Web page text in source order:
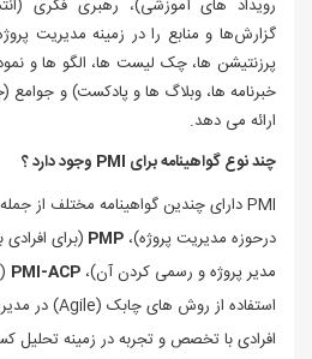
رویداد های آموزشی)، رهبری فکری
گزارش‌ها و منابع را در زمینه مدیریت
پرزنتیشن‌ ها، چک لیست‌ ها، الگو ها و
خبرنامه‌ ها، وبلاگ‌ ها و پادکست) و جوامع
ارائه می دهد.
چند نوع گواهینامه‌ برای PMI وجود دارد ؟
PMI دارای چندین گواهینامه مختلف از جمله
درحوزه مدیریت پروژه)، PMP
(برای
مدیر پروژه و رسمی کردن آن)، PMI-ACP
استفاده از روش‌ های چابک (Agile) در مدیریت پروژه)،